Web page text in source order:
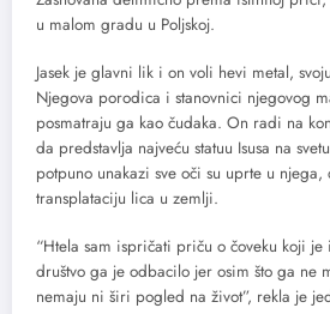
u malom gradu u Poljskoj.
Jasek je glavni lik i on voli hevi metal,
Njegova porodica i stanovnici njegovog
posmatraju ga kao čudaka. On radi na
da predstavlja najveću statuu Isusa na
potpuno unakazi sve oči su uprte u
transplataciju lica u zemlji.
“Htela sam ispričati priču o čoveku koji
društvo ga je odbacilo jer osim što ga ne
nemaju ni širi pogled na život”, rekla je